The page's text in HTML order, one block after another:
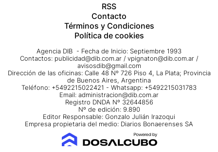
RSS
Contacto
Términos y Condiciones
Política de cookies
Agencia DIB - Fecha de Inicio: Septiembre 1993
Contactos: publicidad@dib.com.ar / vpignaton@dib.com.ar /
avisosdib@gmail.com
Dirección de las oficinas: Calle 48 Nº 726 Piso 4, La Plata; Provincia
de Buenos Aires, Argentina
Teléfono: +5492215022421 - Whatsapp: +5492215031783
Email: administracion@dib.com.ar
Registro DNDA Nº 32644856
Nº de edición: 9.890
Editor Responsable: Gonzalo Julián Irazoqui
Empresa propietaria del medio: Diarios Bonaerenses SA